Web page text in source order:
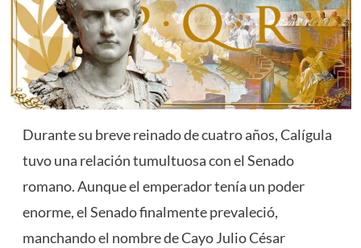
Durante su breve reinado de cuatro años, Calígula
tuvo una relación tumultuosa con el Senado
romano. Aunque el emperador tenía un poder
enorme, el Senado finalmente prevaleció,
manchando el nombre de Cayo Julio César